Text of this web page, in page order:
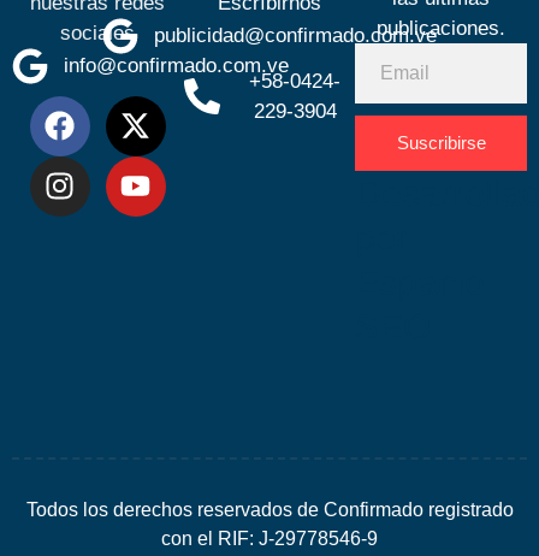
sociales
info@confirmado.com.ve
publicidad@confirmado.com.ve
+58-0424-
229-3904
publicaciones.
Suscribirse
Todos los derechos reservados de Confirmado registrado
con el RIF: J-29778546-9